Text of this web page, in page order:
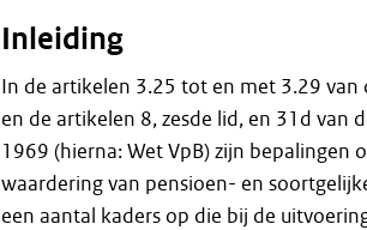
Inleiding
In de artikelen 3.25 tot en met 3.29
en de artikelen 8, zesde lid, en 31d van
1969 (hierna: Wet VpB) zijn
waardering van pensioen- en
een aantal kaders op die bij de